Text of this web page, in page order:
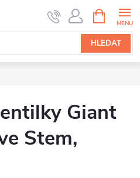
HLEDAT
NÁKUPNÍ
KOŠÍK
Giant
Stem,